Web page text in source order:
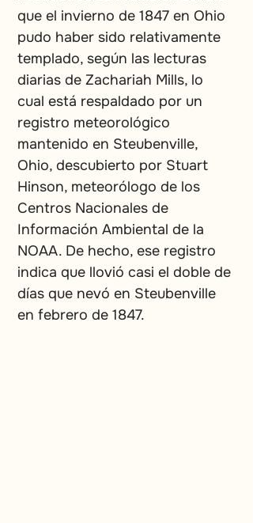
que el invierno de 1847 en Ohio
pudo haber sido relativamente
templado, según las lecturas
diarias de Zachariah Mills, lo
cual está respaldado por un
registro meteorológico
mantenido en Steubenville,
Ohio, descubierto por Stuart
Hinson, meteorólogo de los
Centros Nacionales de
Información Ambiental de la
NOAA. De hecho, ese registro
indica que llovió casi el doble de
días que nevó en Steubenville
en febrero de 1847.